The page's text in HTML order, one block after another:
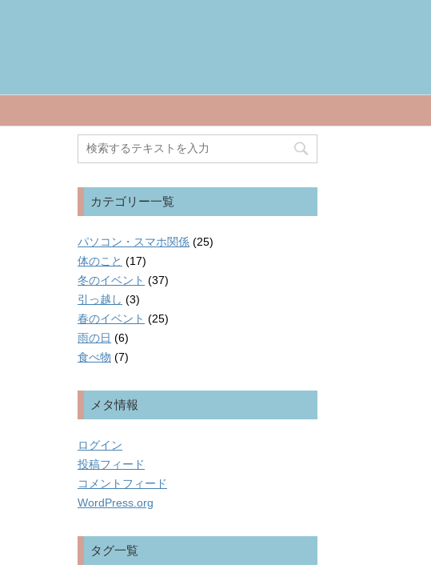
カテゴリー一覧
パソコン・スマホ関係 (25)
体のこと (17)
冬のイベント (37)
引っ越し (3)
春のイベント (25)
雨の日 (6)
食べ物 (7)
メタ情報
ログイン
投稿フィード
コメントフィード
WordPress.org
タグ一覧